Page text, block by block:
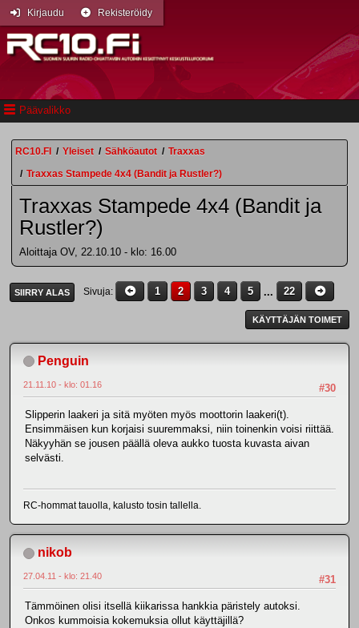
Päävalikko
Kirjaudu Rekisteröidy
RC10.FI / Yleiset / Sähköautot / Traxxas
/ Traxxas Stampede 4x4 (Bandit ja Rustler?)
Traxxas Stampede 4x4 (Bandit ja
Rustler?)
Aloittaja OV, 22.10.10 - klo: 16.00
SIIRRY ALAS Sivuja 1 2 3 4 5 ... 22
KÄYTTÄJÄN TOIMET
Penguin
#30
21.11.10 - klo: 01.16
Slipperin laakeri ja sitä myöten myös moottorin laakeri(t).
Ensimmäisen kun korjaisi suuremmaksi, niin toinenkin voisi riittää.
Näkyyhän se jousen päällä oleva aukko tuosta kuvasta aivan
selvästi.
RC-hommat tauolla, kalusto tosin tallella.
nikob
#31
27.04.11 - klo: 21.40
Tämmöinen olisi itsellä kiikarissa hankkia päristely autoksi.
Onkos kummoisia kokemuksia ollut käyttäjillä?